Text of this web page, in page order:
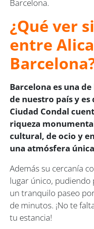
Barcelona.
¿Qué ver
entre
Barcelona es una
de nuestro país y es
Ciudad Condal
riqueza
cultural, de ocio y
una atmósfera
Además su cercanía
lugar único, pudiendo
un tranquilo paseo
de minutos. ¡No te
tu estancia!